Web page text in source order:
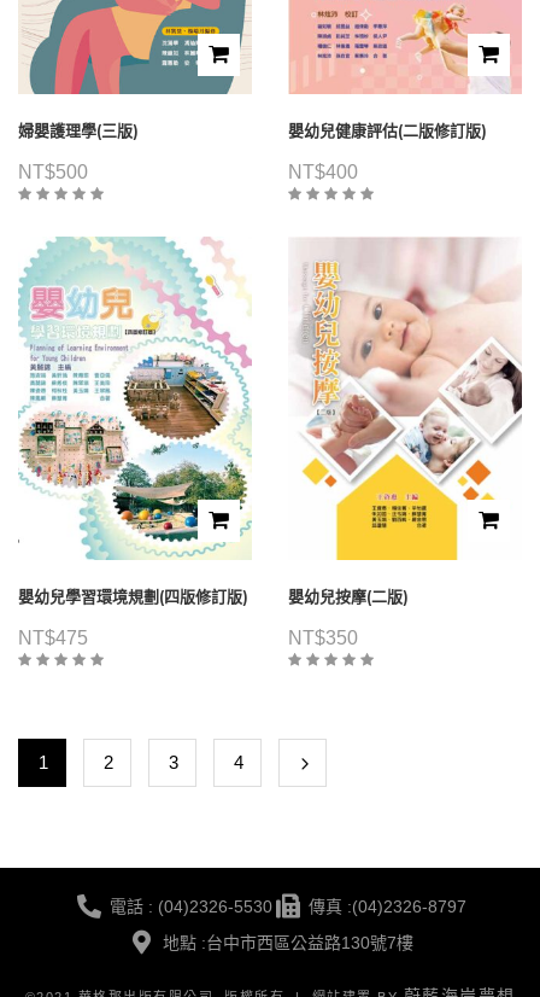
婦嬰護理學(三版)
NT$500
嬰幼兒健康評估(二版修訂版)
NT$400
嬰幼兒學習環境規劃(四版修訂版)
NT$475
嬰幼兒按摩(二版)
NT$350
1 2 3 4
電話 : (04)2326-5530
傳真 :(04)2326-8797
地點 :台中市西區公益路130號7樓